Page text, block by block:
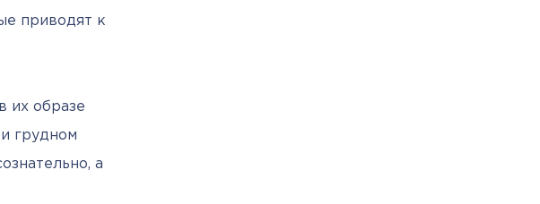
приводят к
их образе
грудном
а